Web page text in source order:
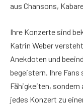
aus Chansons,
Ihre Konzerte sind
Katrin Weber
Anekdoten und
begeistern. Ihre
Fähigkeiten,
jedes Konzert zu